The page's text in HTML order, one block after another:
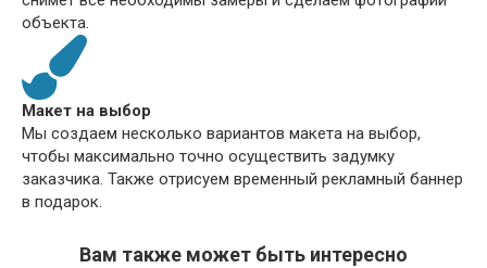
объекта.
Макет на выбор
Мы создаем несколько вариантов макета на выбор,
чтобы максимально точно осуществить задумку
заказчика. Также отрисуем временный рекламный баннер
в подарок.
Вам также может быть интересно